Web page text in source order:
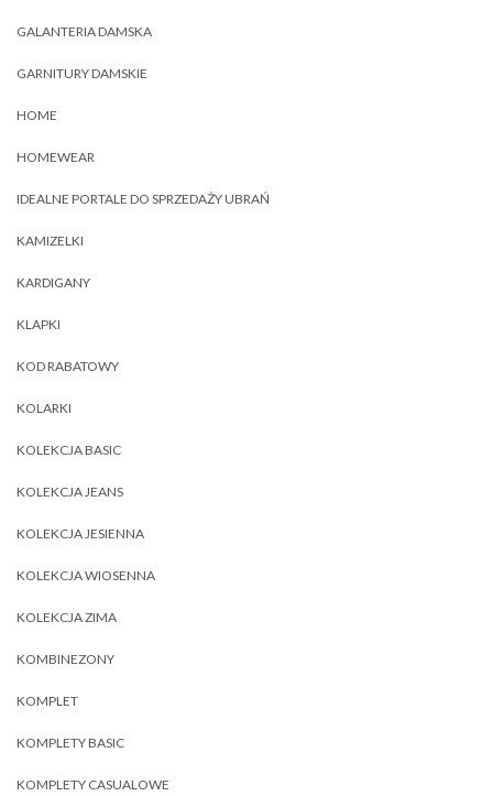
GALANTERIA DAMSKA
GARNITURY DAMSKIE
HOME
HOMEWEAR
IDEALNE PORTALE DO SPRZEDAŻY UBRAŃ
KAMIZELKI
KARDIGANY
KLAPKI
KOD RABATOWY
KOLARKI
KOLEKCJA BASIC
KOLEKCJA JEANS
KOLEKCJA JESIENNA
KOLEKCJA WIOSENNA
KOLEKCJA ZIMA
KOMBINEZONY
KOMPLET
KOMPLETY BASIC
KOMPLETY CASUALOWE